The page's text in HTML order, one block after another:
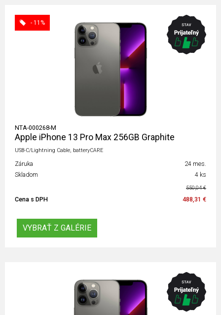
- 11%
NTA-000268-M
Apple iPhone 13 Pro Max 256GB Graphite
USB-C/Lightning Cable, batteryCARE
Záruka
24 mes.
Skladom
4 ks
550,04 €
Cena s DPH 488,31 €
VYBRAŤ Z GALÉRIE